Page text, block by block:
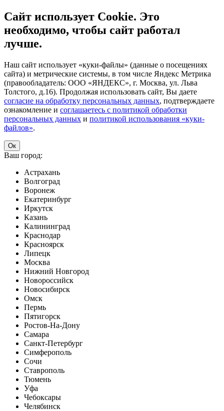
Сайт использует Cookie. Это
необходимо, чтобы сайт работал
лучше.
Наш сайт использует «куки-файлы» (данные о посещениях
сайта) и метрические системы, в том числе Яндекс Метрика
(правообладатель: ООО «ЯНДЕКС», г. Москва, ул. Льва
Толстого, д.16). Продолжая использовать сайт, Вы даете
согласие на обработку персональных данных, подтверждаете
ознакомление и соглашаетесь с политикой обработки
персональных данных и политикой использования «куки-
файлов».
Ок
Ваш город:
Астрахань
Волгоград
Воронеж
Екатеринбург
Иркутск
Казань
Калининград
Краснодар
Красноярск
Липецк
Москва
Нижний Новгород
Новороссийск
Новосибирск
Омск
Пермь
Пятигорск
Ростов-На-Дону
Самара
Санкт-Петербург
Симферополь
Сочи
Ставрополь
Тюмень
Уфа
Чебоксары
Челябинск